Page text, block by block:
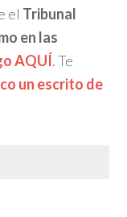
el Tribunal
en las
AQUÍ. Te
un escrito de